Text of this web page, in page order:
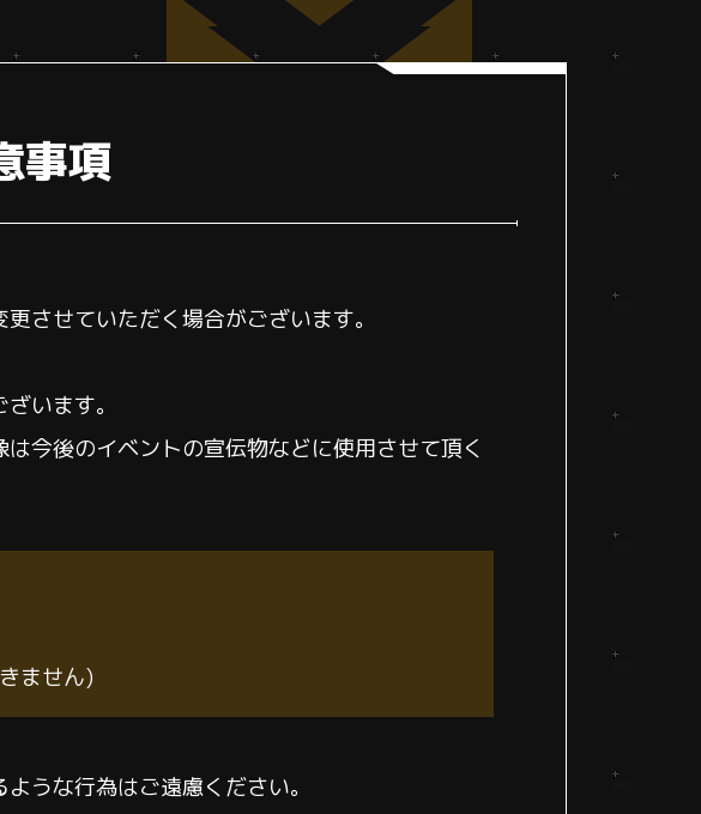
事項
させていただく場合がございます。
います。
今後のイベントの宣伝物などに使用させて頂く
ません)
うな行為はご遠慮ください。